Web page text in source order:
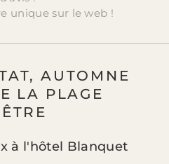
unique sur le web !
AUTOMNE
LA PLAGE
à l'hôtel Blanquet